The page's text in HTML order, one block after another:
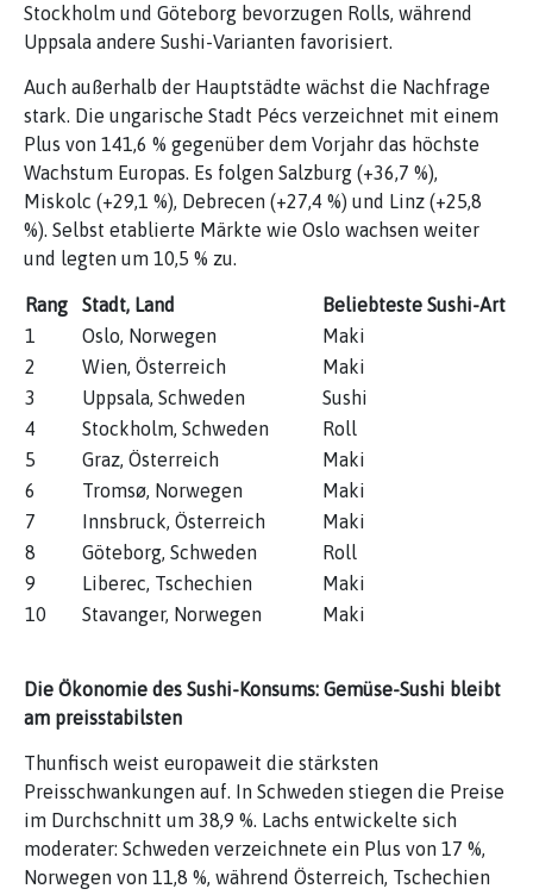
Stockholm und Göteborg bevorzugen Rolls, während
Uppsala andere Sushi-Varianten favorisiert.
Auch außerhalb der Hauptstädte wächst die Nachfrage
stark. Die ungarische Stadt Pécs verzeichnet mit einem
Plus von 141,6 % gegenüber dem Vorjahr das höchste
Wachstum Europas. Es folgen Salzburg (+36,7 %),
Miskolc (+29,1 %), Debrecen (+27,4 %) und Linz (+25,8
%). Selbst etablierte Märkte wie Oslo wachsen weiter
und legten um 10,5 % zu.
Rang Stadt, Land
Beliebteste Sushi-Art
1
Oslo, Norwegen
Maki
2
Wien, Österreich
Maki
3
Uppsala, Schweden
Sushi
4
Stockholm, Schweden
Roll
5
Graz, Österreich
Maki
6
Tromsø, Norwegen
Maki
7
Innsbruck, Österreich
Maki
8
Göteborg, Schweden
Roll
9
Liberec, Tschechien
Maki
10
Stavanger, Norwegen Maki
Die Ökonomie des Sushi-Konsums: Gemüse-Sushi bleibt
am preisstabilsten
Thunfisch weist europaweit die stärksten
Preisschwankungen auf. In Schweden stiegen die Preise
im Durchschnitt um 38,9 %. Lachs entwickelte sich
moderater: Schweden verzeichnete ein Plus von 17 %,
Norwegen von 11,8 %, während Österreich, Tschechien